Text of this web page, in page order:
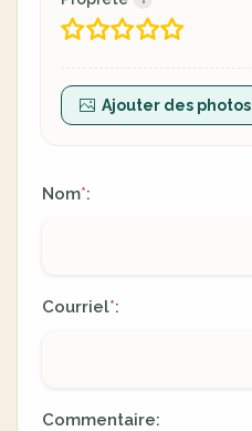
Ajouter des photos
Nom*:
Courriel*:
Commentaire: